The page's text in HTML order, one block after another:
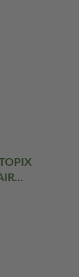
Schaum